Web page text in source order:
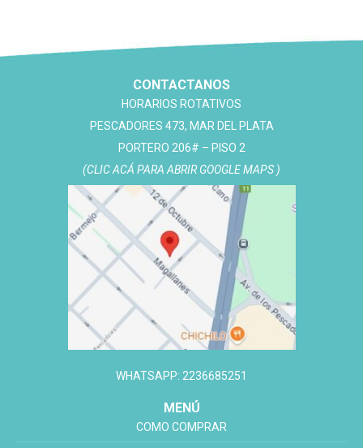
CONTACTANOS
HORARIOS ROTATIVOS
PESCADORES 473, MAR DEL PLATA
PORTERO 206# – PISO 2
(CLIC ACÁ PARA ABRIR GOOGLE MAPS )
WHATSAPP: 2236685251
MENÚ
COMO COMPRAR